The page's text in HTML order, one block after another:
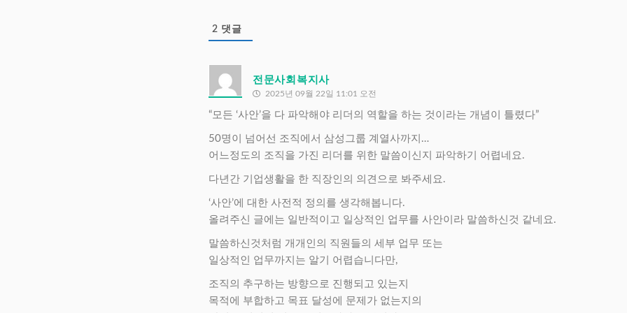
2 댓글
전문사회복지사
2025년 09월 22일 11:01 오전
“모든 ‘사안’을 다 파악해야 리더의 역할을 하는 것이라는 개념이 틀렸다”
50명이 넘어선 조직에서 삼성그룹 계열사까지…
어느정도의 조직을 가진 리더를 위한 말씀이신지 파악하기 어렵네요.
다년간 기업생활을 한 직장인의 의견으로 봐주세요.
‘사안’에 대한 사전적 정의를 생각해봅니다.
올려주신 글에는 일반적이고 일상적인 업무를 사안이라 말씀하신것 같네요.
말씀하신것처럼 개개인의 직원들의 세부 업무 또는
일상적인 업무까지는 알기 어렵습니다만,
조직의 추구하는 방향으로 진행되고 있는지
목적에 부합하고 목표 달성에 문제가 없는지의